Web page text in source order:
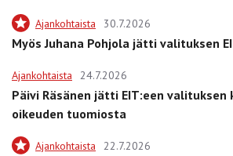
Ajankohtaista 30.7.2026
Myös Juhana Pohjola jätti valituksen
Ajankohtaista 24.7.2026
Päivi Räsänen jätti EIT:een valituksen
oikeuden tuomiosta
Ajankohtaista 22.7.2026